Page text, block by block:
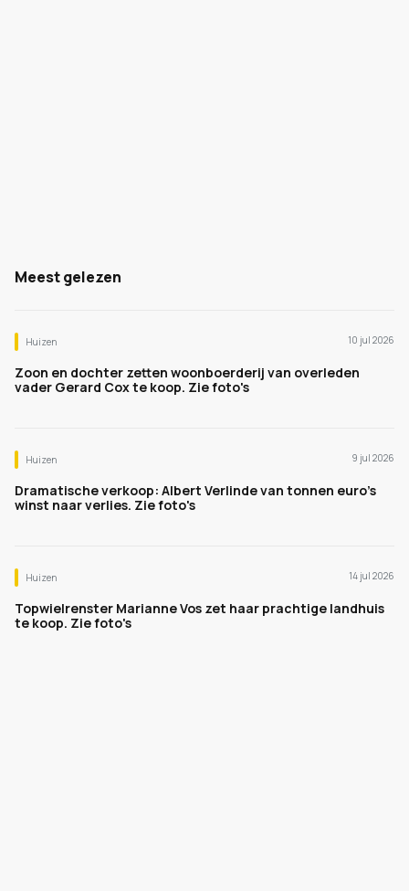
Meest gelezen
Huizen 10 jul 2026
Zoon en dochter zetten woonboerderij van overleden
vader Gerard Cox te koop. Zie foto's
Huizen 9 jul 2026
Dramatische verkoop: Albert Verlinde van tonnen euro's
winst naar verlies. Zie foto's
Huizen 14 jul 2026
Topwielrenster Marianne Vos zet haar prachtige landhuis
te koop. Zie foto's